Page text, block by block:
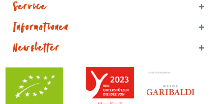
Service
Informationen
Newsletter